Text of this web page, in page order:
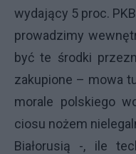
wydający 5 proc.
prowadzimy
być te środki
zakupione – mowa
morale polskiego
ciosu nożem
Białorusią -, ile